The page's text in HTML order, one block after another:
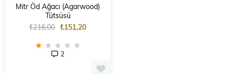
Mitr Öd Ağacı (Agarwood)
Tütsüsü
★ ★ ★ ★ ★
2
₺151,20
₺216,00